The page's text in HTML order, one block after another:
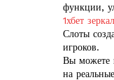
функции,
1хбет
Слоты
игроков.
Вы можете
на